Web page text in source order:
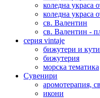
коледна украса
коледна украса
св. Валентин
св. Валентин -
серия vintaje
бижутери и
бижутерия
морска тематика
Сувенири
аромотерапия,
икони